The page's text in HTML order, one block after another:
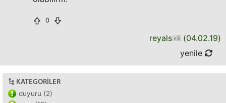
0
reyals (04.02.19)
yenile
KATEGORILER
duyuru (2)